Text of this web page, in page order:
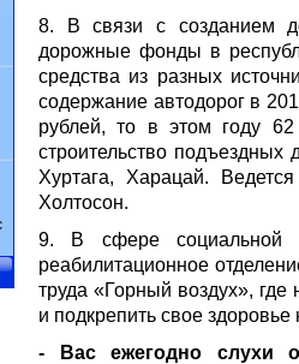
8. В связи с созданием
дорожные фонды в
средства из разных
содержание автодорог в
рублей, то в этом году
строительство подъездных
Хуртага, Харацай.
Холтосон.
9. В сфере социальной
реабилитационное
труда «Горный воздух», где
и подкрепить свое
- Вас ежегодно слухи